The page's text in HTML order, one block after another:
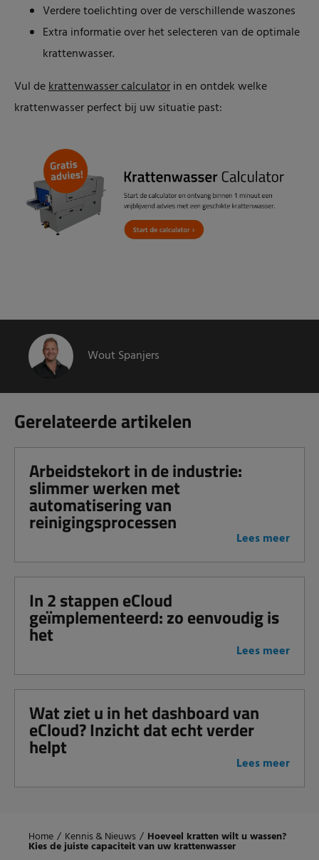
Verdere toelichting over de verschillende waszones
Extra informatie over het selecteren van de optimale
krattenwasser.
Vul dekrattenwasser calculatorin en ontdek welke
krattenwasser perfect bij uw situatie past:
Wout Spanjers
Gerelateerde artikelen
Arbeidstekort in de industrie:
slimmer werken met
automatisering van
reinigingsprocessen
Lees meer
In 2 stappen eCloud
geïmplementeerd: zo eenvoudig is
het
Lees meer
Wat ziet u in het dashboard van
eCloud? Inzicht dat echt verder
helpt
Lees meer
Home / Kennis & Nieuws / Hoeveel kratten wilt u wassen?
Kies de juiste capaciteit van uw krattenwasser